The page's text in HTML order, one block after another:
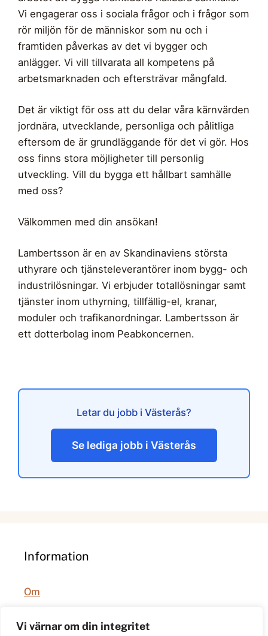
Vi värnar om din integritet
Vi engagerar oss i sociala frågor och i frågor som
rör miljön för de människor som nu och i
framtiden påverkas av det vi bygger och
anlägger. Vi vill tillvarata all kompetens på
arbetsmarknaden och eftersträvar mångfald.
Det är viktigt för oss att du delar våra kärnvärden
jordnära, utvecklande, personliga och pålitliga
eftersom de är grundläggande för det vi gör. Hos
oss finns stora möjligheter till personlig
utveckling. Vill du bygga ett hållbart samhälle
med oss?
Välkommen med din ansökan!
Lambertsson är en av Skandinaviens största
uthyrare och tjänsteleverantörer inom bygg- och
industrilösningar. Vi erbjuder totallösningar samt
tjänster inom uthyrning, tillfällig-el, kranar,
moduler och trafikanordningar. Lambertsson är
ett dotterbolag inom Peabkoncernen.
Letar du jobb i Västerås?
Se lediga jobb i Västerås
Information
Om